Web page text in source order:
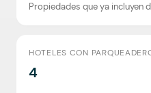
Propiedades que ya incluyen
HOTELES CON
4